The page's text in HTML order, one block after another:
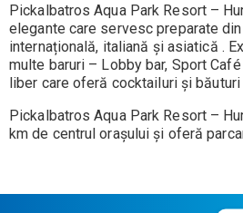
Pickalbatros Aqua Park Resort –
elegante care servesc preparate
internațională, italiană și asiatică .
multe baruri – Lobby bar, Sport
liber care oferă cocktailuri și băuturi
Pickalbatros Aqua Park Resort –
km de centrul orașului și oferă